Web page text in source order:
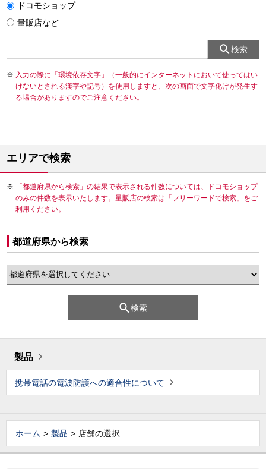
ドコモショップ
量販店など
検索
入力の際に「環境依存文字」（一般的にインターネットにおいて使ってはい
けないとされる漢字や記号）を使用しますと、次の画面で文字化けが発生す
る場合がありますのでご注意ください。
エリアで検索
「都道府県から検索」の結果で表示される件数については、ドコモショップ
のみの件数を表示いたします。量販店の検索は「フリーワードで検索」をご
利用ください。
都道府県から検索
検索
製品
携帯電話の電波防護への適合性について
ホーム 製品 店舗の選択